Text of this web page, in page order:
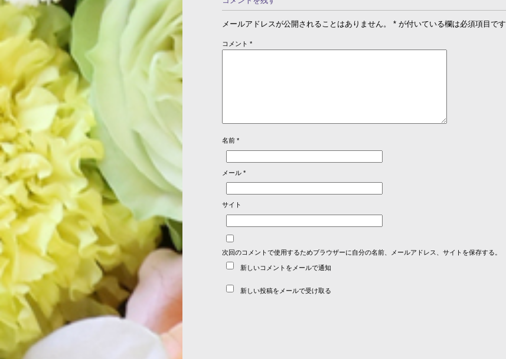
メールアドレスが公開されることはありません。 * が付いている欄は必須項目です
コメント*
名前*
メール*
サイト
次回のコメントで使用するためブラウザーに自分の名前、メールアドレス、サイトを保存する。
新しいコメントをメールで通知
新しい投稿をメールで受け取る